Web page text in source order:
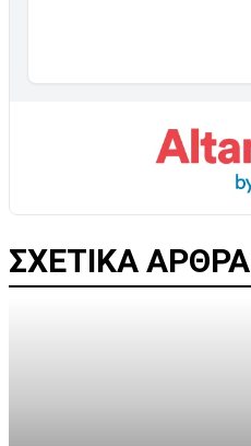
ΣΧΕΤΙΚΑ ΑΡΘΡΑ